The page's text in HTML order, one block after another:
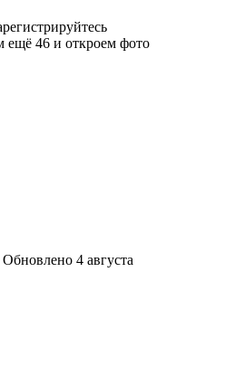
ещё 46 и откроем фото
Обновлено 4 августа